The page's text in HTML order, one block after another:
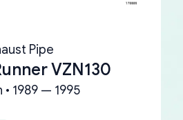
Pipe
VZN130
• 1989 — 1995